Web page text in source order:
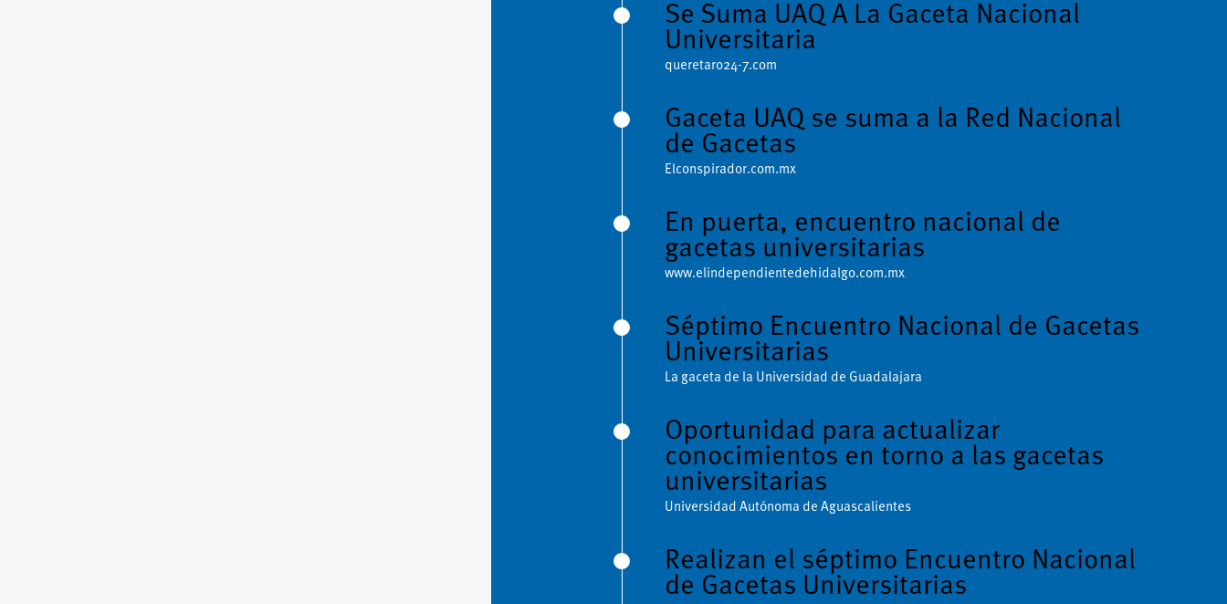
Se Suma UAQ A La Gaceta Nacional
Universitaria
queretaro24-7.com
Gaceta UAQ se suma a la Red Nacional
de Gacetas
Elconspirador.com.mx
En puerta, encuentro nacional de
gacetas universitarias
www.elindependientedehidalgo.com.mx
Séptimo Encuentro Nacional de Gacetas
Universitarias
La gaceta de la Universidad de Guadalajara
Oportunidad para actualizar
conocimientos en torno a las gacetas
universitarias
Universidad Autónoma de Aguascalientes
Realizan el séptimo Encuentro Nacional
de Gacetas Universitarias